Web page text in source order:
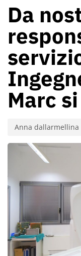
Da
Marc
Anna dallarmellina